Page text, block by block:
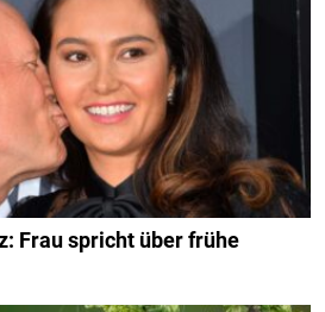
Frau spricht über frühe